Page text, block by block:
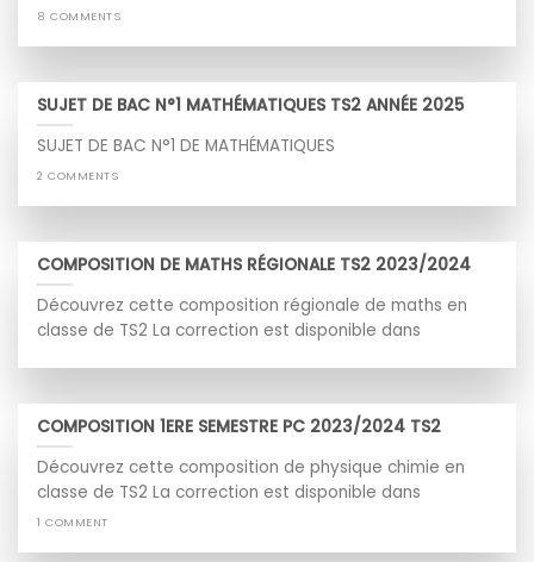
8 COMMENTS
SUJET DE BAC N°1 MATHÉMATIQUES TS2 ANNÉE 2025
SUJET DE BAC N°1 DE MATHÉMATIQUES
2 COMMENTS
COMPOSITION DE MATHS RÉGIONALE TS2 2023/2024
Découvrez cette composition régionale de maths en
classe de TS2 La correction est disponible dans
COMPOSITION 1ERE SEMESTRE PC 2023/2024 TS2
Découvrez cette composition de physique chimie en
classe de TS2 La correction est disponible dans
1 COMMENT